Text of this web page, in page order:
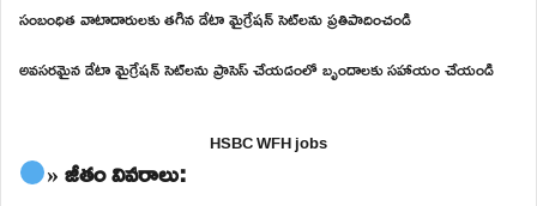
సంబంధిత వాటాదారులకు తగిన డేటా మైగ్రేషన్ సెట్‌లను ప్రతిపాదించండి
అవసరమైన డేటా మైగ్రేషన్ సెట్‌లను ప్రాసెస్ చేయడంలో బృందాలకు సహాయం చేయండి
HSBC WFH jobs
» జీతం వివరాలు: